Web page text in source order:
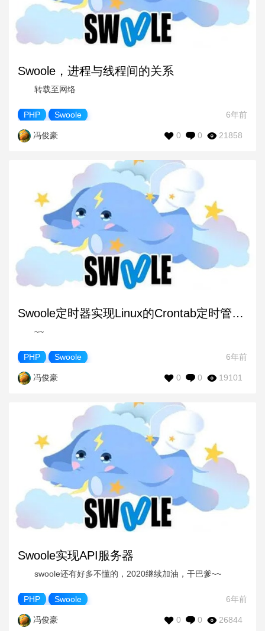
Swoole，进程与线程间的关系
转载至网络
PHP Swoole 6年前
冯俊豪 21858
0
0
Swoole定时器实现Linux的Crontab定时管理器
~~
PHP Swoole 6年前
冯俊豪 19101
0
0
Swoole实现API服务器
swoole还有好多不懂的，2020继续加油，干巴爹~~
PHP Swoole 6年前
冯俊豪 26844
0
0